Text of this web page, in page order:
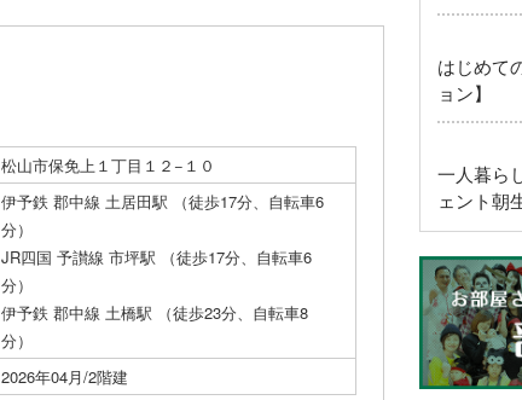
松山市保免上１丁目１２−１０
伊予鉄 郡中線 土居田駅 （徒歩17分、自転車6
分）
JR四国 予讃線 市坪駅 （徒歩17分、自転車6
分）
伊予鉄 郡中線 土橋駅 （徒歩23分、自転車8
分）
2026年04月/2階建
はじめて
ョン】
一人暮ら
ェント朝